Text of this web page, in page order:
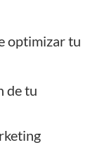
optimizar tu
de tu